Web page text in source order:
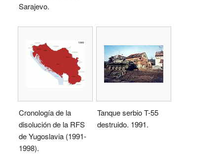
Sarajevo.
Cronología de la
disolución de la RFS
de Yugoslavia (1991-
1998).
Tanque serbio T-55
destruido. 1991.